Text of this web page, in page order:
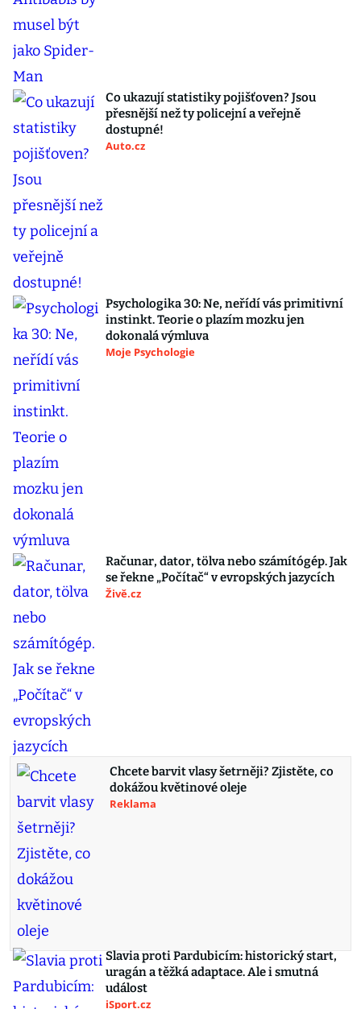
Co ukazují statistiky pojišťoven? Jsou
přesnější než ty policejní a veřejně
dostupné!
Auto.cz
Psychologika 30: Ne, neřídí vás primitivní
instinkt. Teorie o plazím mozku jen
dokonalá výmluva
Moje Psychologie
Računar, dator, tölva nebo számítógép. Jak
se řekne „Počítač“ v evropských jazycích
Živě.cz
Chcete barvit vlasy šetrněji? Zjistěte, co
dokážou květinové oleje
Reklama
Slavia proti Pardubicím: historický start,
uragán a těžká adaptace. Ale i smutná
událost
iSport.cz